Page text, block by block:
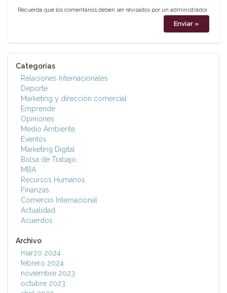
Recuerda que los comentarios deben ser revisados por un administrador.
Categorías
Relaciones Internacionales
Deporte
Marketing y dirección comercial
Emprende
Opiniones
Medio Ambiente
Eventos
Marketing Digital
Bolsa de Trabajo
MBA
Recursos Humanos
Finanzas
Comercio Internacional
Actualidad
Acuerdos
Archivo
marzo 2024
febrero 2024
noviembre 2023
octubre 2023